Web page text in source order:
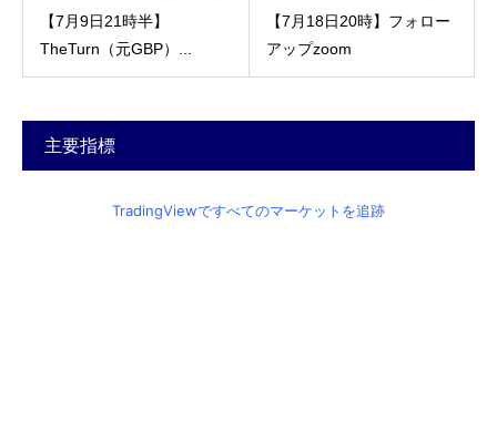
【7月9日21時半】
TheTurn（元GBP）...
【7月18日20時】フォロー
アップzoom
主要指標
TradingViewですべてのマーケットを追跡